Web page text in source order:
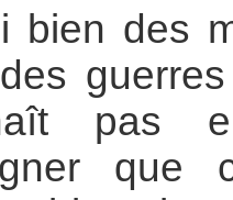
bien des
pas
que